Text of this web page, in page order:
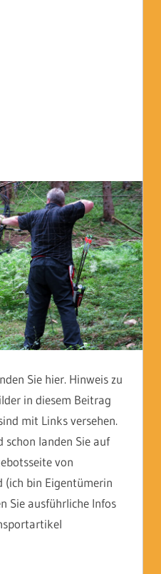
Sie hier. Hinweis zu
in diesem Beitrag
mit Links versehen.
schon landen Sie auf
von
(ich bin Eigentümerin
Sie ausführliche Infos